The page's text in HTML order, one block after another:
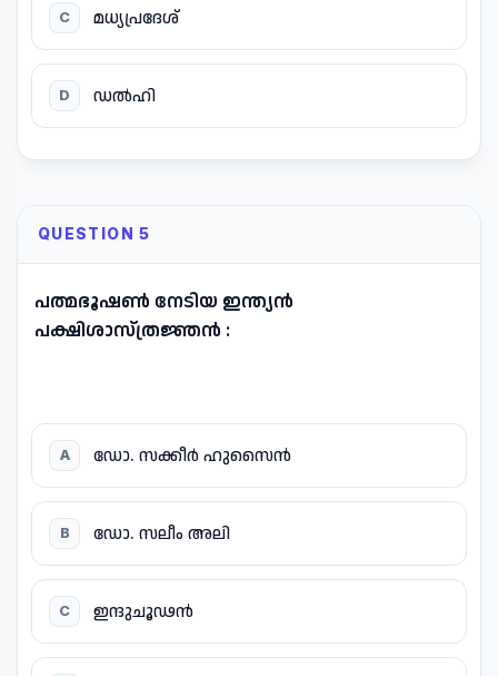
C മധ്യപ്രദേശ്
D ഡൽഹി
QUESTION 5
പത്മഭൂഷൺ നേടിയ ഇന്ത്യൻ
പക്ഷിശാസ്ത്രജ്ഞൻ :
A ഡോ. സക്കീർ ഹുസൈൻ
B ഡോ. സലീം അലി
C ഇന്ദുചൂഢൻ